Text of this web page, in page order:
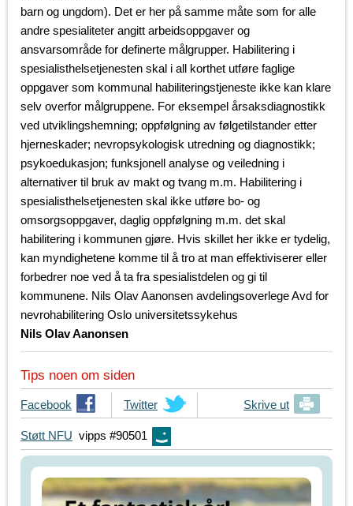
barn og ungdom). Det er her på samme måte som for alle
andre spesialiteter angitt arbeidsoppgaver og
ansvarsområde for definerte målgrupper. Habilitering i
spesialisthelsetjenesten skal i all korthet utføre faglige
oppgaver som kommunal habiliteringstjeneste ikke kan klare
selv overfor målgruppene. For eksempel årsaksdiagnostikk
ved utviklingshemning; oppfølgning av følgetilstander etter
hjerneskader; nevropsykologisk utredning og diagnostikk;
psykoedukasjon; funksjonell analyse og veiledning i
alternativer til bruk av makt og tvang m.m. Habilitering i
spesialisthelsetjenesten skal ikke utføre bo- og
omsorgsoppgaver, daglig oppfølgning m.m. det skal
habilitering i kommunen gjøre. Hvis skillet her ikke er tydelig,
kan myndighetene komme til å tro at man effektiviserer eller
forbedrer noe ved å ta fra spesialistdelen og gi til
kommunene. Nils Olav Aanonsen avdelingsoverlege Avd for
nevrohabilitering Oslo universitetssykehus
Nils Olav Aanonsen
Tips noen om siden
T
i
p
s
Facebook
T
i
p
s
i
Twitter Skrive ut
Støtt NFU vipps #90501